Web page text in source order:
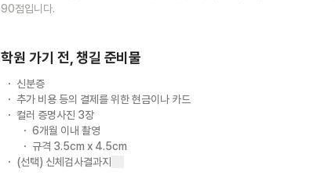
90점입니다.
학원 가기 전, 챙길 준비물
신분증
추가 비용 등의 결제를 위한 현금이나 카드
컬러 증명사진 3장
6개월 이내 촬영
규격 3.5cm x 4.5cm
(선택) 신체검사결과지